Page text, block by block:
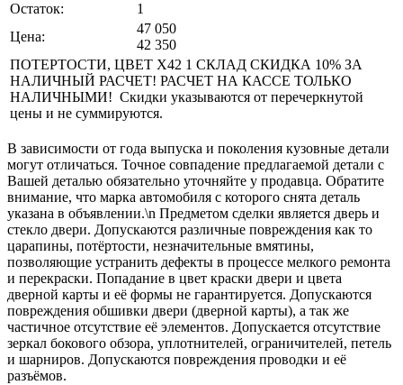
Остаток:
1
Цена:
47 050
42 350
ПОТЕРТОСТИ, ЦВЕТ X42 1 СКЛАД СКИДКА 10% ЗА
НАЛИЧНЫЙ РАСЧЕТ! РАСЧЕТ НА КАССЕ ТОЛЬКО
НАЛИЧНЫМИ! Скидки указываются от перечеркнутой
цены и не суммируются.
В зависимости от года выпуска и поколения кузовные детали
могут отличаться. Точное совпадение предлагаемой детали с
Вашей деталью обязательно уточняйте у продавца. Обратите
внимание, что марка автомобиля с которого снята деталь
указана в объявлении.\n Предметом сделки является дверь и
стекло двери. Допускаются различные повреждения как то
царапины, потёртости, незначительные вмятины,
позволяющие устранить дефекты в процессе мелкого ремонта
и перекраски. Попадание в цвет краски двери и цвета
дверной карты и её формы не гарантируется. Допускаются
повреждения обшивки двери (дверной карты), а так же
частичное отсутствие её элементов. Допускается отсутствие
зеркал бокового обзора, уплотнителей, ограничителей, петель
и шарниров. Допускаются повреждения проводки и её
разъёмов.